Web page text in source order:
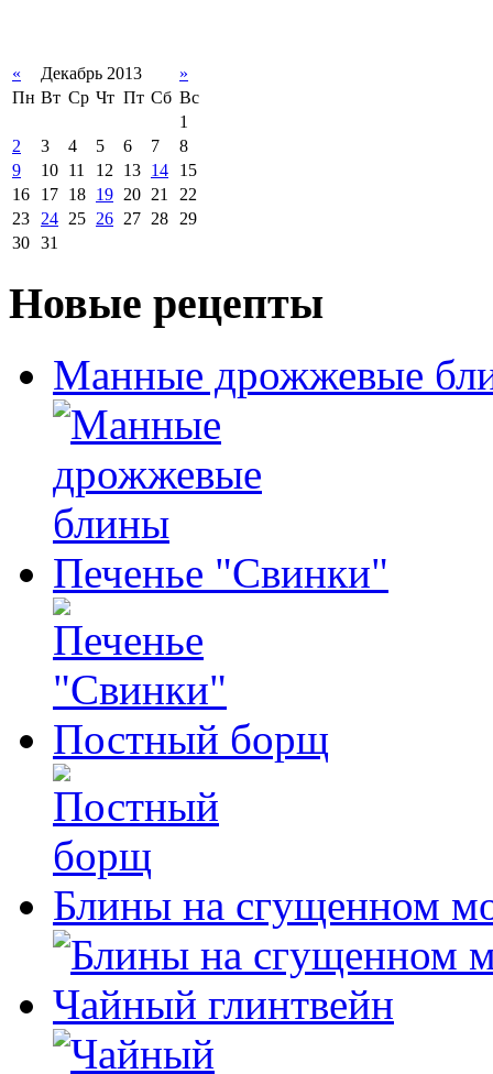
« Декабрь 2013
»
Пн Вт Ср Чт Пт Сб Вс
1
2
3 4 5 6 7
8
9
10 11 12 13 14
15
16
17 18 19 20 21
22
23 24 25 26 27 28 29
30 31
Новые рецепты
Манные дрожжевые
Печенье "Свинки"
Постный борщ
Блины на сгущенном
Чайный глинтвейн